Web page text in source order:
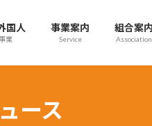
国人
業
事業案内
Service
組合案内
Association
ース